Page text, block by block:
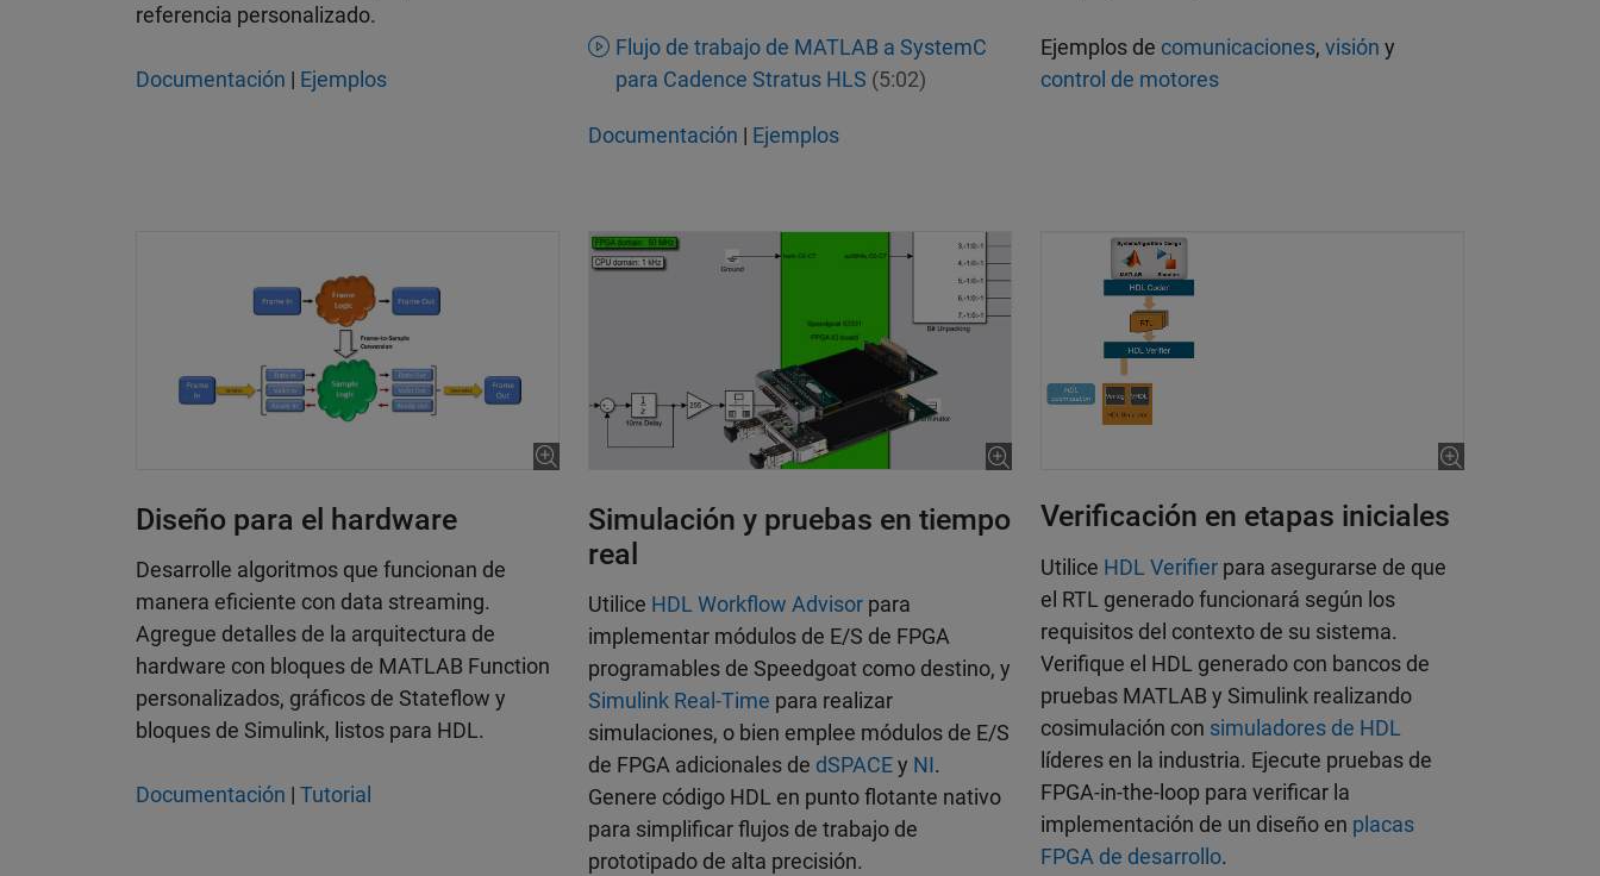
referencia personalizado.
Documentación | Ejemplos
Flujo de trabajo de MATLAB a SystemC
para Cadence Stratus HLS (5:02)
Documentación | Ejemplos
Ejemplos de comunicaciones, visión y
control de motores
Diseño para el hardware
Desarrolle algoritmos que funcionan de
manera eficiente con data streaming.
Agregue detalles de la arquitectura de
hardware con bloques de MATLAB Function
personalizados, gráficos de Stateflow y
bloques de Simulink, listos para HDL.
Documentación | Tutorial
Simulación y pruebas en tiempo
real
Utilice HDL Workflow Advisor para
implementar módulos de E/S de FPGA
programables de Speedgoat como destino, y
Simulink Real-Time para realizar
simulaciones, o bien emplee módulos de E/S
de FPGA adicionales de dSPACEy NI.
Genere código HDL en punto flotante nativo
para simplificar flujos de trabajo de
prototipado de alta precisión.
Verificación en etapas iniciales
Utilice HDL Verifier para asegurarse de que
el RTL generado funcionará según los
requisitos del contexto de su sistema.
Verifique el HDL generado con bancos de
pruebas MATLAB y Simulink realizando
cosimulación con simuladores de HDL
líderes en la industria. Ejecute pruebas de
FPGA-in-the-loop para verificar la
implementación de un diseño en placas
FPGA de desarrollo.